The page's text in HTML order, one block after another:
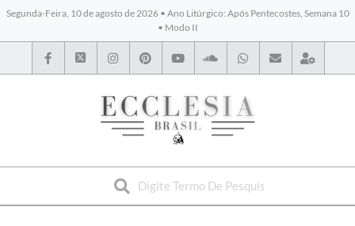
Segunda-Feira, 10 de agosto de 2026 • Ano Litúrgico: Após Pentecostes, Semana 10
• Modo II
BYBLOS